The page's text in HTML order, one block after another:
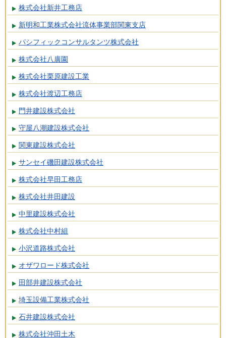
株式会社新井工務店
新明和工業株式会社流体事業部関東支店
パシフィックコンサルタンツ株式会社
株式会社八廣園
株式会社栗原建設工業
株式会社渡辺工務店
門井建設株式会社
守屋八潮建設株式会社
関東建設株式会社
サンセイ磯田建設株式会社
株式会社早田工務店
株式会社井田建設
中里建設株式会社
株式会社中村組
小沢道路株式会社
オザワロード株式会社
田部井建設株式会社
埼玉設備工業株式会社
石井建設株式会社
株式会社沖田土木